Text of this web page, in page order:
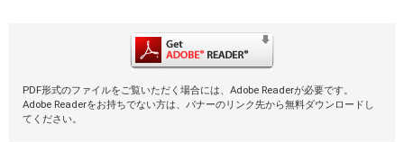
PDF形式のファイルをご覧いただく場合には、Adobe Readerが必要です。
Adobe Readerをお持ちでない方は、バナーのリンク先から無料ダウンロードし
てください。